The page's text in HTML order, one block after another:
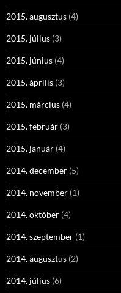
2015. augusztus (4)
2015. július (3)
2015. június (4)
2015. április (3)
2015. március (4)
2015. február (3)
2015. január (4)
2014. december (5)
2014. november (1)
2014. október (4)
2014. szeptember (1)
2014. augusztus (2)
2014. július (6)